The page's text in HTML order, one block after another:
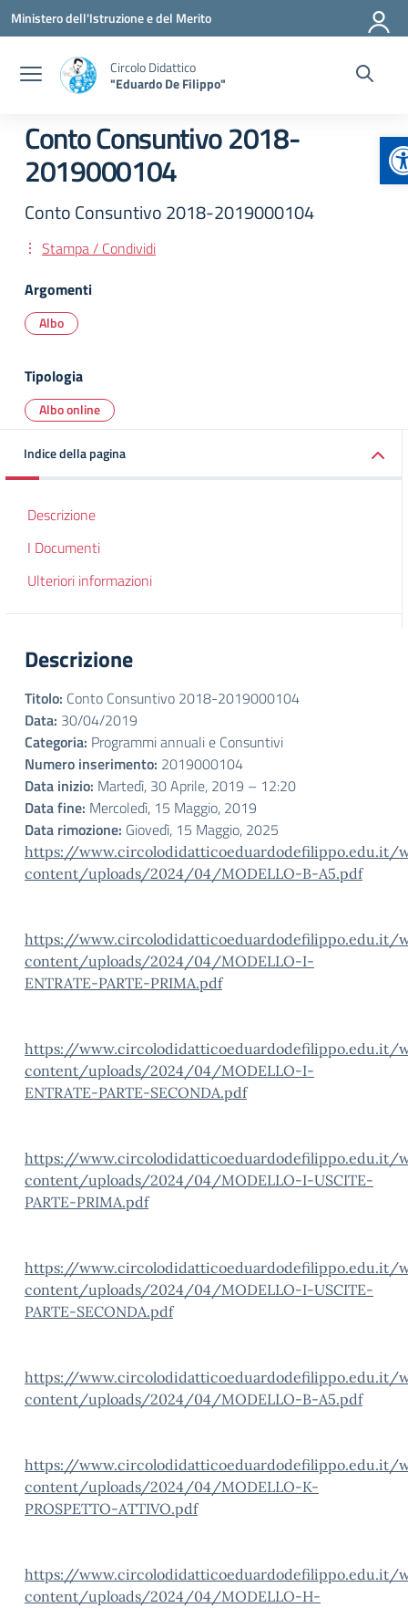
Vai ai contenuti
Vai al menu di navigazione
Vai al footer
Ministero dell'Istruzione e del Merito
Circolo Didattico
"Eduardo De Filippo"
Conto Consuntivo 2018-
2019000104
Conto Consuntivo 2018-2019000104
Stampa / Condividi
Argomenti
Albo
Tipologia
Albo online
Indice della pagina
Descrizione
I Documenti
Ulteriori informazioni
Descrizione
Titolo: Conto Consuntivo 2018-2019000104
Data: 30/04/2019
Categoria: Programmi annuali e Consuntivi
Numero inserimento: 2019000104
Data inizio: Martedì, 30 Aprile, 2019 – 12:20
Data fine: Mercoledì, 15 Maggio, 2019
Data rimozione: Giovedì, 15 Maggio, 2025
https://www.circolodidatticoeduardodefilippo.edu.it/
content/uploads/2024/04/MODELLO-B-A5.pdf
https://www.circolodidatticoeduardodefilippo.edu.it/
content/uploads/2024/04/MODELLO-I-
ENTRATE-PARTE-PRIMA.pdf
https://www.circolodidatticoeduardodefilippo.edu.it/
content/uploads/2024/04/MODELLO-I-
ENTRATE-PARTE-SECONDA.pdf
https://www.circolodidatticoeduardodefilippo.edu.it/
content/uploads/2024/04/MODELLO-I-USCITE-
PARTE-PRIMA.pdf
https://www.circolodidatticoeduardodefilippo.edu.it/
content/uploads/2024/04/MODELLO-I-USCITE-
PARTE-SECONDA.pdf
https://www.circolodidatticoeduardodefilippo.edu.it/
content/uploads/2024/04/MODELLO-B-A5.pdf
https://www.circolodidatticoeduardodefilippo.edu.it/
content/uploads/2024/04/MODELLO-K-
PROSPETTO-ATTIVO.pdf
https://www.circolodidatticoeduardodefilippo.edu.it/
content/uploads/2024/04/MODELLO-H-